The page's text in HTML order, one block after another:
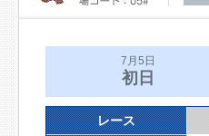
7月5日
初日
レース